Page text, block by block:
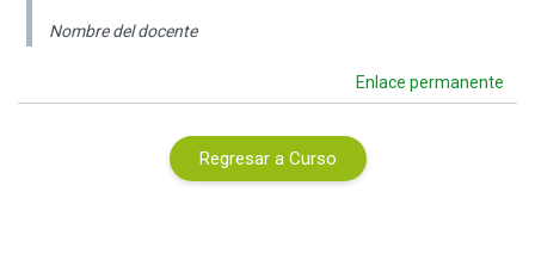
Nombre del docente
Enlace permanente
Regresar a Curso